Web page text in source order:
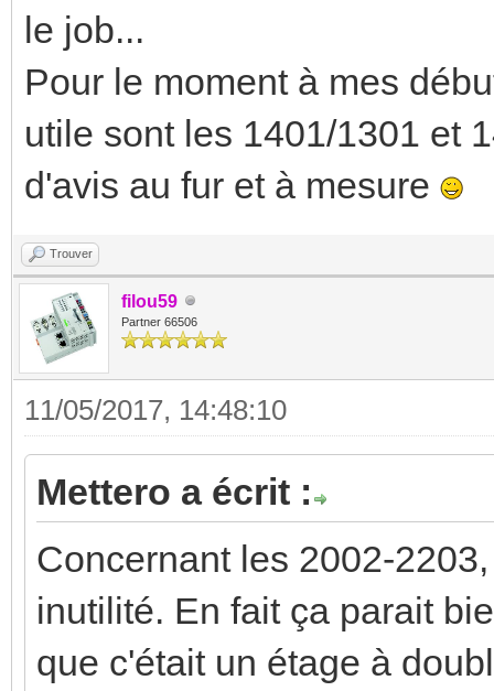
le job...
Pour le moment à mes
utile sont les 1401/1301 et
d'avis au fur et à mesure
Trouver
filou59
Partner 66506
11/05/2017, 14:48:10
Mettero a écrit :
Concernant les 2002-
inutilité. En fait ça parait
que c'était un étage à